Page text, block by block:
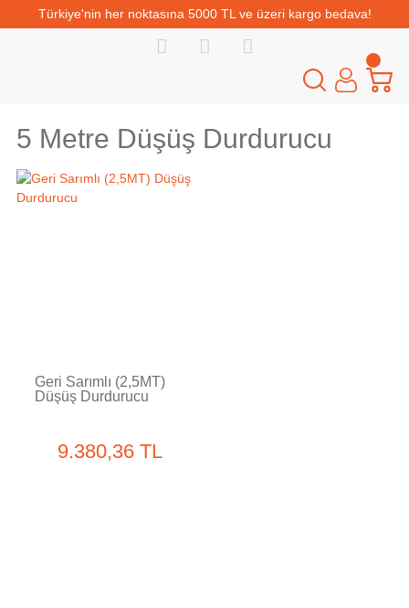
Türkiye'nin her noktasına 5000 TL ve üzeri kargo bedava!
5 Metre Düşüş Durdurucu
Geri Sarımlı (2,5MT)
Düşüş Durdurucu
9.380,36 TL